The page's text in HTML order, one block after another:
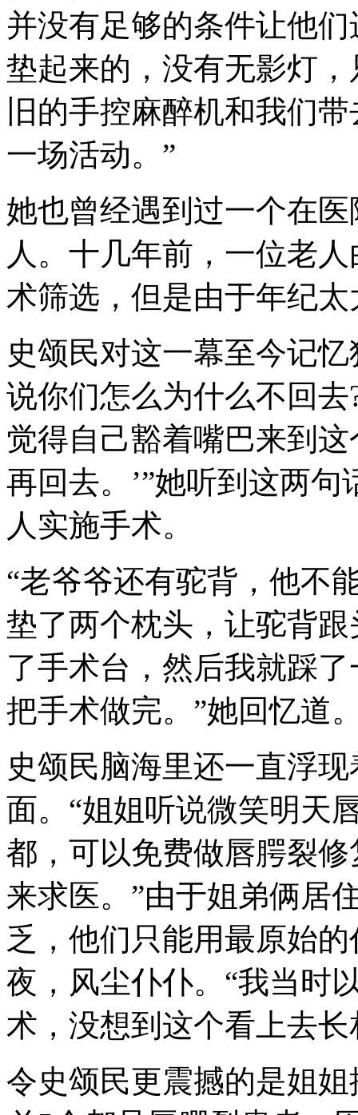
并没有足够的条件让他
垫起来的，没有无影灯
旧的手控麻醉机和我们
一场活动。”
她也曾经遇到过一个在
人。十几年前，一位老
术筛选，但是由于年纪
史颂民对这一幕至今记
说你们怎么为什么不回
觉得自己豁着嘴巴来到
再回去。’”她听到这两
人实施手术。
“老爷爷还有驼背，他不
垫了两个枕头，让驼背
了手术台，然后我就踩
把手术做完。”她回忆道
史颂民脑海里还一直浮
面。“姐姐听说微笑明天
都，可以免费做唇腭裂
来求医。”由于姐弟俩居
乏，他们只能用最原始
夜，风尘仆仆。“我当时
术，没想到这个看上去
令史颂民更震撼的是姐